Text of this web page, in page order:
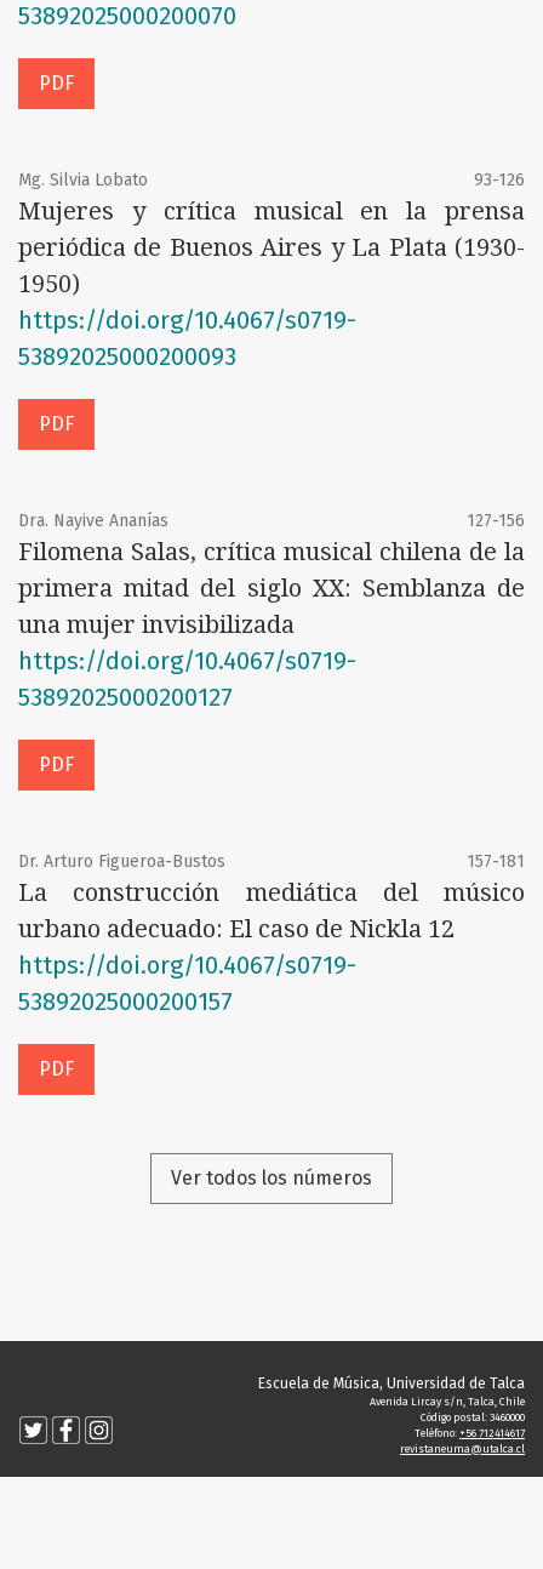
53892025000200070
PDF
Mg. Silvia Lobato 93-126
Mujeres y crítica musical en la prensa
periódica de Buenos Aires y La Plata (1930-
1950)
https://doi.org/10.4067/s0719-
53892025000200093
PDF
Dra. Nayive Ananías 127-156
Filomena Salas, crítica musical chilena de la
primera mitad del siglo XX: Semblanza de
una mujer invisibilizada
https://doi.org/10.4067/s0719-
53892025000200127
PDF
Dr. Arturo Figueroa-Bustos 157-181
La construcción mediática del músico
urbano adecuado: El caso de Nickla 12
https://doi.org/10.4067/s0719-
53892025000200157
PDF
Ver todos los números
Escuela de Música, Universidad de Talca
Avenida Lircay s/n, Talca, Chile
Código postal: 3460000
Teléfono: +56 712414617
revistaneuma@utalca.cl